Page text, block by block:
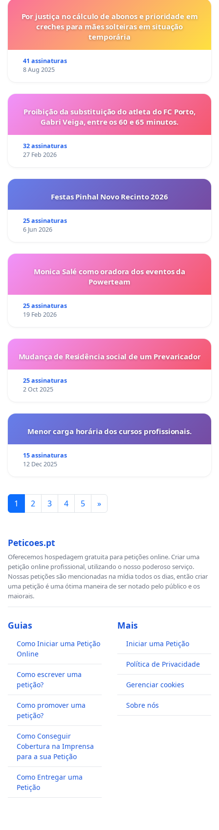
Por justiça no cálculo de abonos e prioridade em
creches para mães solteiras em situação
temporária
41 assinaturas
8 Aug 2025
Proibição da substituição do atleta do FC Porto,
Gabri Veiga, entre os 60 e 65 minutos.
32 assinaturas
27 Feb 2026
Festas Pinhal Novo Recinto 2026
25 assinaturas
6 Jun 2026
Monica Salé como oradora dos eventos da
Powerteam
25 assinaturas
19 Feb 2026
Mudança de Residência social de um Prevaricador
25 assinaturas
2 Oct 2025
Menor carga horária dos cursos profissionais.
15 assinaturas
12 Dec 2025
1 2 3 4 5 »
Peticoes.pt
Oferecemos hospedagem gratuita para petições online. Criar uma
petição online profissional, utilizando o nosso poderoso serviço.
Nossas petições são mencionadas na mídia todos os dias, então criar
uma petição é uma ótima maneira de ser notado pelo público e os
maiorais.
Guias
Como Iniciar uma Petição
Online
Como escrever uma
petição?
Como promover uma
petição?
Como Conseguir
Cobertura na Imprensa
para a sua Petição
Como Entregar uma
Petição
Mais
Iniciar uma Petição
Política de Privacidade
Gerenciar cookies
Sobre nós